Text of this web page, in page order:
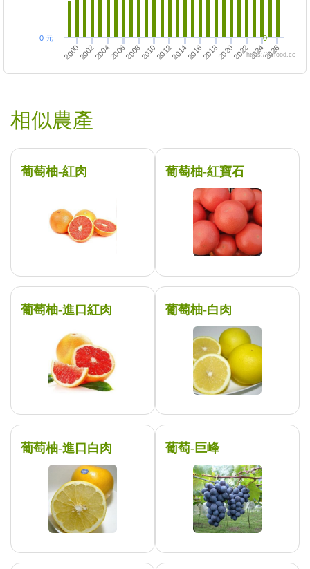
20002002200420062008201020122014201620182020202220242026
0 元 0
https://twfood.cc
相似農產
葡萄柚-紅肉 葡萄柚-紅寶石
葡萄柚-進口紅肉 葡萄柚-白肉
葡萄柚-進口白肉 葡萄-巨峰